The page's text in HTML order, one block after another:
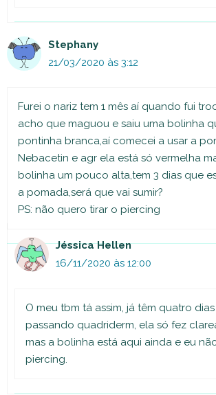
Stephany
21/03/2020 às 3:12
Furei o nariz tem 1 mês aí quando fui
acho que maguou e saiu uma bolinha
pontinha branca,aí comecei a usar a
Nebacetin e agr ela está só vermelha
bolinha um pouco alta,tem 3 dias que
a pomada,será que vai sumir?
PS: não quero tirar o piercing
Jéssica Hellen
16/11/2020 às 12:00
O meu tbm tá assim, já têm quatro
passando quadriderm, ela só fez
mas a bolinha está aqui ainda e eu
piercing.